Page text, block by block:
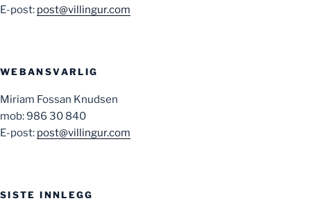
E-post: post@villingur.com
WEBANSVARLIG
Miriam Fossan Knudsen
mob: 986 30 840
E-post: post@villingur.com
SISTE INNLEGG